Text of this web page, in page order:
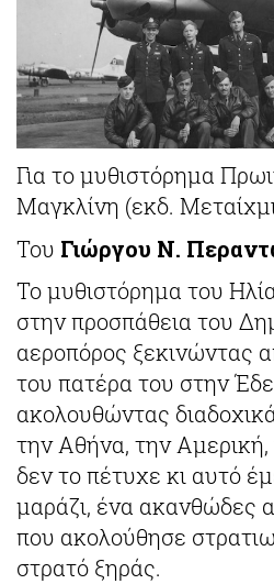
Για το μυθιστόρημα
Μαγκλίνη (εκδ.
Του Γιώργου Ν.
Το μυθιστόρημα του
στην προσπάθεια του
αεροπόρος ξεκινώντας
του πατέρα του στην
ακολουθώντας
την Αθήνα, την
δεν το πέτυχε κι αυτό
μαράζι, ένα ακανθώδες
που ακολούθησε
στρατό ξηράς.